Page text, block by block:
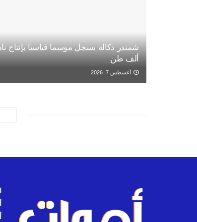
ألف طن
أغسطس 7, 2026